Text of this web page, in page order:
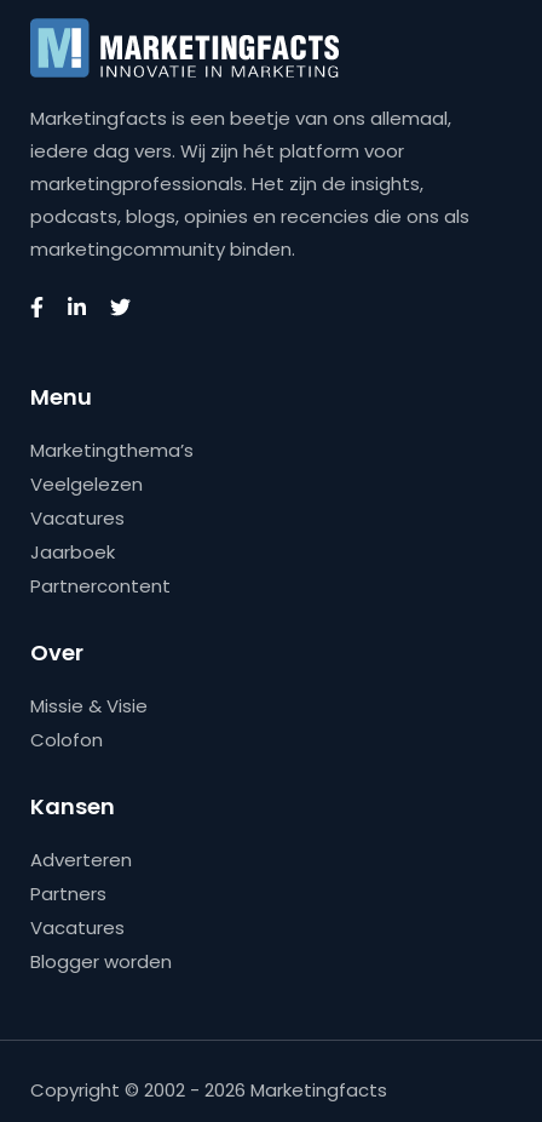
Marketingfacts is een beetje van ons allemaal,
iedere dag vers. Wij zijn hét platform voor
marketingprofessionals. Het zijn de insights,
podcasts, blogs, opinies en recencies die ons als
marketingcommunity binden.
Menu
Marketingthema’s
Veelgelezen
Vacatures
Jaarboek
Partnercontent
Over
Missie & Visie
Colofon
Kansen
Adverteren
Partners
Vacatures
Blogger worden
Copyright © 2002 - 2026 Marketingfacts